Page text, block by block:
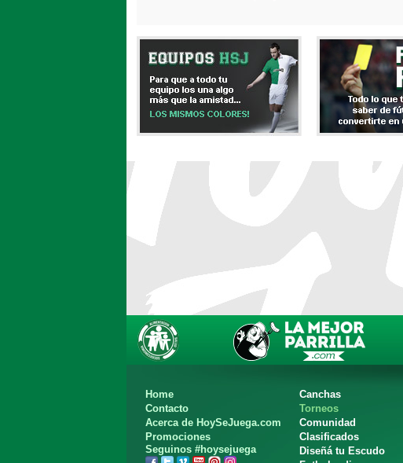
Home
Contacto
Acerca de HoySeJuega.com
Promociones
Seguinos #hoysejuega
Canchas
Torneos
Comunidad
Clasificados
Diseñá tu Escudo